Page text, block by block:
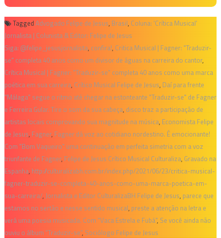
Tagged Advogado Felipe de Jesus, Brasil, Coluna: ‘Crítica Musical’
Jornalista | Colunista & Editor: Felipe de Jesus
Siga: @felipe_jesusjornalista, confira!, Critica Musical | Fagner: "Traduzir-
se" completa 40 anos como um divisor de águas na carreira do cantor,
Crítica Musical | Fagner: "Traduzir-se" completa 40 anos como uma marca
poética em sua carreira, Crítico Musical Felipe de Jesus, Daí para frente
"Málaga" segue o ritmo até chegar na estonteante "Traduzir-se" de Fagner
e Ferreira Gular. Tire o som da sua cabeça, disco traz a participação de
artistas locais comprovando sua magnitude na música, Economista Felipe
de Jesus, Fagner, Fagner dá voz ao cotidiano nordestino. É emocionante!
Com "Bom Vaqueiro" uma continuação em perfeita simetria com a voz
triunfante de Fagner, Felipe de Jesus Crítico Musical Culturaliza, Gravado na
Espanha, http://culturalizabh.com.br/index.php/2021/06/23/critica-musical-
fagner-traduzir-se-completa-40-anos-como-uma-marca-poetica-em-
sua-carreira/, Jornalista e Editor CulturalizaBH Felipe de Jesus, parece que
estamos no sertão e nesse sentido musical, preste a atenção na letra e
verá uma poesia musicada. Com "Vaca Estrela e Fubá", Se você ainda não
ouviu o álbum “Traduzir-se”, Sociólogo Felipe de Jesus